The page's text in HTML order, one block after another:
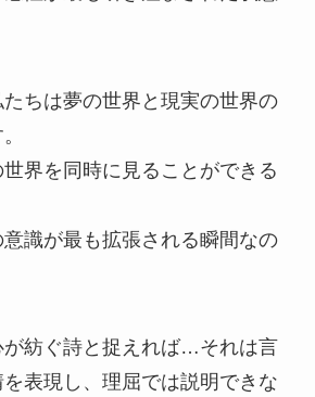
ちは夢の世界と現実の世界の
界を同時に見ることができる
識が最も拡張される瞬間なの
が紡ぐ詩と捉えれば…それは言
表現し、理屈では説明できな